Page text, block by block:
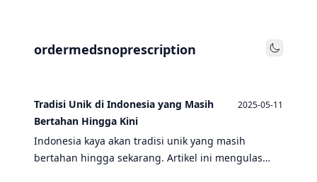
ordermedsnoprescription Toggle
Tradisi Unik di Indonesia yang Masih
Bertahan Hingga Kini
2025-05-11
Indonesia kaya akan tradisi unik yang masih
bertahan hingga sekarang. Artikel ini mengulas